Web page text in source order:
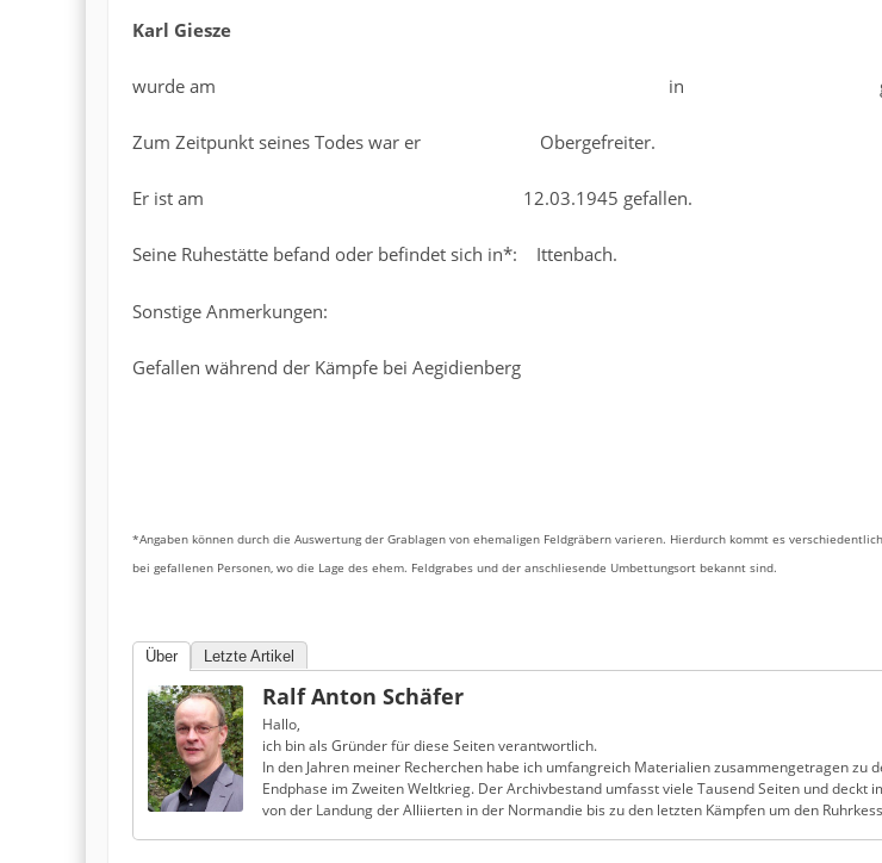
Karl Giesze
wurde am in
Zum Zeitpunkt seines Todes war er Obergefreiter.
Er ist am 12.03.1945 gefallen.
Seine Ruhestätte befand oder befindet sich in*: Ittenbach.
Sonstige Anmerkungen:
Gefallen während der Kämpfe bei Aegidienberg
*Angaben können durch die Auswertung der Grablagen von ehemaligen Feldgräbern varieren. Hierdurch kommt es
bei gefallenen Personen, wo die Lage des ehem. Feldgrabes und der anschliesende Umbettungsort bekannt sind.
Über Letzte Artikel
Ralf Anton Schäfer
Hallo,
ich bin als Gründer für diese Seiten verantwortlich.
In den Jahren meiner Recherchen habe ich umfangreich Materialien zusammengetragen zu
Endphase im Zweiten Weltkrieg. Der Archivbestand umfasst viele Tausend Seiten und deckt
von der Landung der Alliierten in der Normandie bis zu den letzten Kämpfen um den